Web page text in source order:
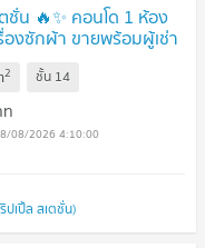
ชั่น 🔥✨ คอนโด 1 ห้อง
งซักผ้า ขายพร้อมผู้เช่า
2 ชั้น 14
ท
08/2026 4:10:00
ปเปิ้ล สเตชั่น)